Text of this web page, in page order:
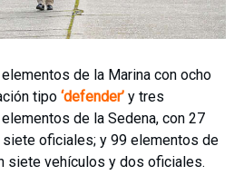
de la Marina con ocho
tipo ‘defender’ y tres
de la Sedena, con 27
siete oficiales; y 99 elementos de
siete vehículos y dos oficiales.